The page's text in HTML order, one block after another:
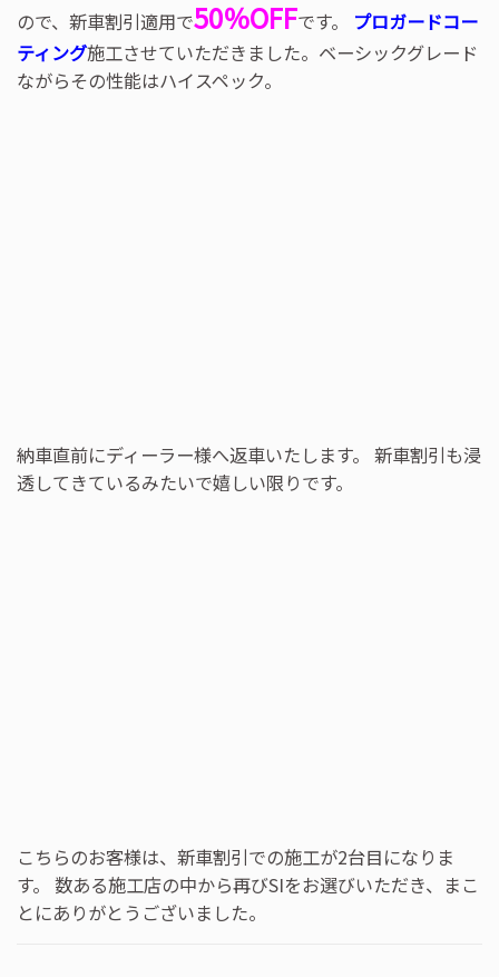
ので、新車割引適用で50％OFFです。 プロガードコー
ティング施工させていただきました。ベーシックグレード
ながらその性能はハイスペック。
納車直前にディーラー様へ返車いたします。 新車割引も浸
透してきているみたいで嬉しい限りです。
こちらのお客様は、新車割引での施工が2台目になりま
す。 数ある施工店の中から再びSIをお選びいただき、まこ
とにありがとうございました。